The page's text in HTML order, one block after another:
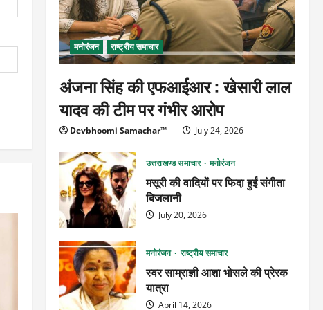
मनोरंजन राष्ट्रीय समाचार
अंजना सिंह की एफआईआर : खेसारी लाल
यादव की टीम पर गंभीर आरोप
Devbhoomi Samachar™ July 24, 2026
उत्तराखण्ड समाचार मनोरंजन
मसूरी की वादियों पर फिदा हुईं संगीता
बिजलानी
July 20, 2026
मनोरंजन राष्ट्रीय समाचार
स्वर साम्राज्ञी आशा भोसले की प्रेरक
यात्रा
April 14, 2026